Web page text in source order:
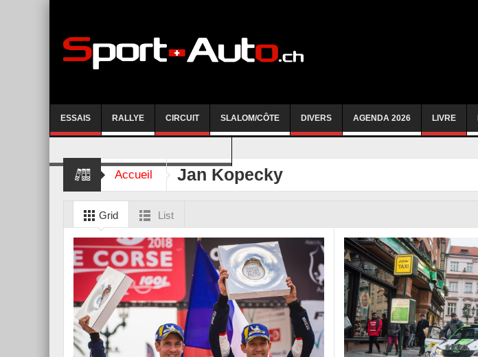
ESSAIS RALLYE CIRCUIT SLALOM/CÔTE DIVERS AGENDA 2026 LIVRE
Accueil Jan Kopecky
Grid List